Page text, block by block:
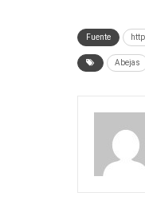
Fuente
Abejas